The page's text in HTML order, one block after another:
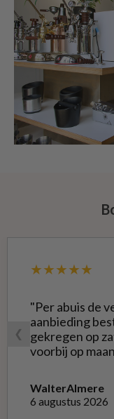
❮
★★★★★
"Per abuis de
aanbieding
gekregen op zaterdag. De
voorbij op
worden voor
Haarlem bij de winkel. Op
WalterAlmere
6 augustus 2026